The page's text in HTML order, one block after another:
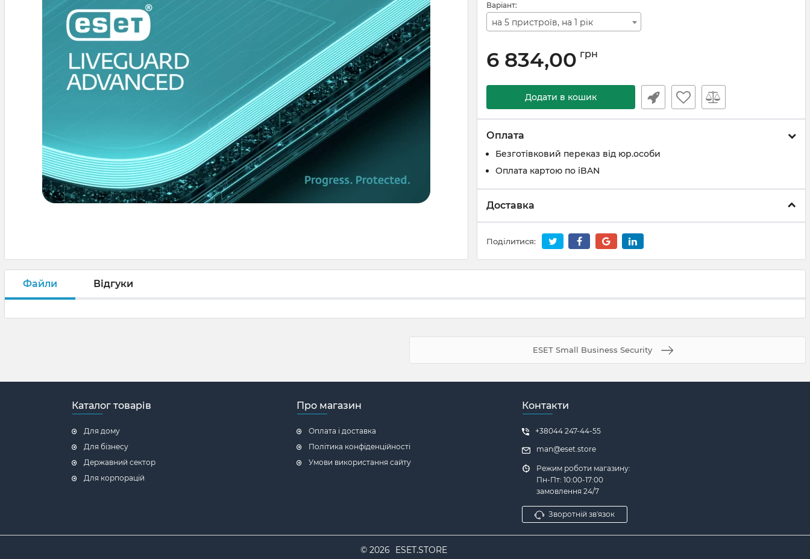
Варіант:
на 5 пристроїв, на 1 рік
6 834,00 грн
Додати в кошик
Оплата
Безготівковий переказ від юр.особи
Оплата картою по iBAN
Доставка
Поділитися:
Файли Відгуки
ESET Small Business Security
Каталог товарів
Для дому
Для бізнесу
Державний сектор
Для корпорацій
Про магазин
Оплата і доставка
Політика конфіденційності
Умови використання сайту
Контакти
+38044 247-44-55
man@eset.store
Режим роботи магазину:
Пн-Пт: 10:00-17:00
замовлення 24/7
Зворотній зв'язок
© 2026 ESET.STORE